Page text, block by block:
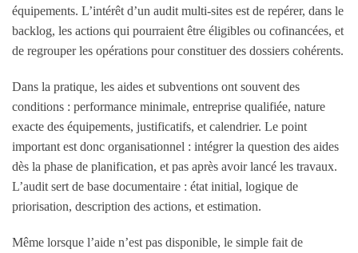
équipements. L’intérêt d’un audit multi-sites est de repérer, dans le
backlog, les actions qui pourraient être éligibles ou cofinancées, et
de regrouper les opérations pour constituer des dossiers cohérents.
Dans la pratique, les aides et subventions ont souvent des
conditions : performance minimale, entreprise qualifiée, nature
exacte des équipements, justificatifs, et calendrier. Le point
important est donc organisationnel : intégrer la question des aides
dès la phase de planification, et pas après avoir lancé les travaux.
L’audit sert de base documentaire : état initial, logique de
priorisation, description des actions, et estimation.
Même lorsque l’aide n’est pas disponible, le simple fait de